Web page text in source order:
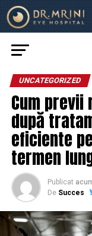
UNCATEGORIZED
Cum
după
eficiente
termen
Publicat
De Succes